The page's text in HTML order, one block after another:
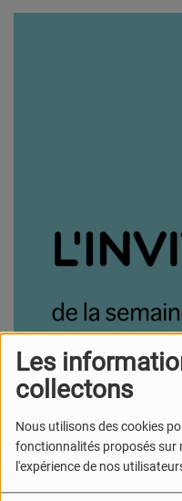
Les
collectons
Nous utilisons des cookies
fonctionnalités proposés sur
l'expérience de nos
Du lundi au vendredi,
6h40, 7h40, 8h40, 15h30